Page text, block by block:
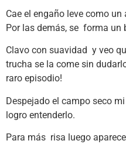
Cae el engaño leve como
Por las demás, se forma un
Clavo con suavidad y veo
trucha se la come sin
raro episodio!
Despejado el campo seco
logro entenderlo.
Para más risa luego